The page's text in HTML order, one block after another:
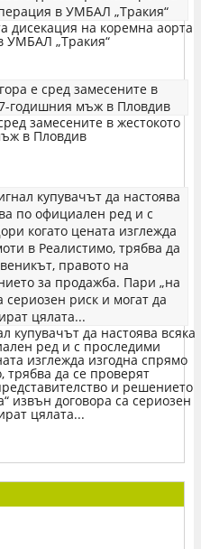
дисекация на коремна аорта
УМБАЛ „Тракия“
замесените в жестокото
в Пловдив
купувачът да настоява всяка
ред и с проследими
изглежда изгодна спрямо
трябва да се проверят
и решението
извън договора са сериозен
цялата...